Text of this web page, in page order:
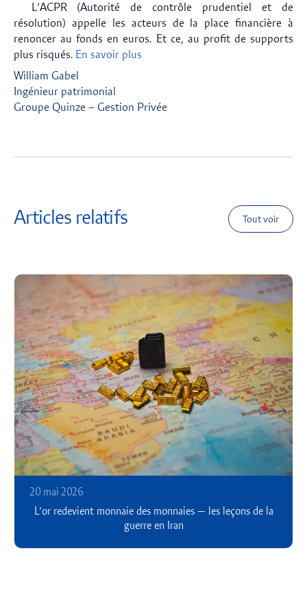
L’ACPR (Autorité de contrôle prudentiel et de
résolution) appelle les acteurs de la place financière à
renoncer au fonds en euros. Et ce, au profit de supports
plus risqués. En savoir plus
William Gabel
Ingénieur patrimonial
Groupe Quinze – Gestion Privée
Articles relatifs Tout voir
20 mai 2026
L’or redevient monnaie des monnaies — les leçons de la
guerre en Iran